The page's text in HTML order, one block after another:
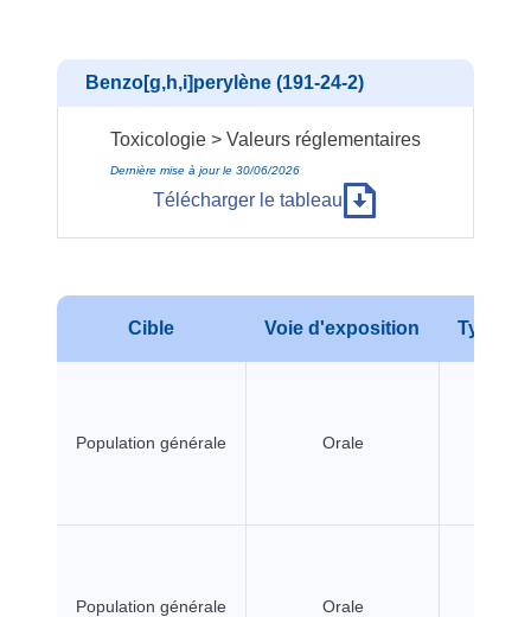
Benzo[g,h,i]perylène (191-24-2)
Toxicologie > Valeurs réglementaires
Dernière mise à jour le 30/06/2026
Télécharger le tableau
Cible Voie d'exposition Type
Population générale Orale
Population générale Orale